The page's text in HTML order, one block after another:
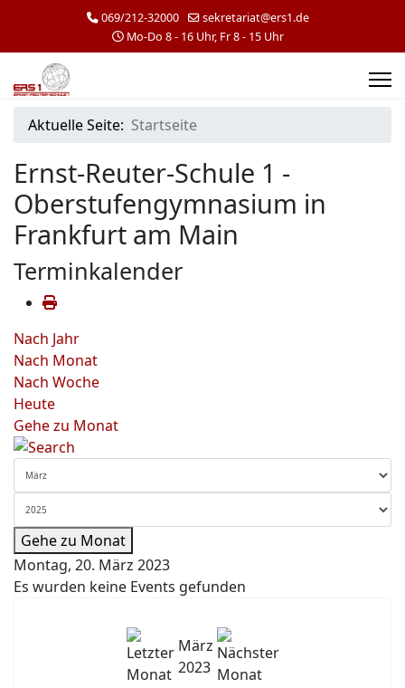
069/212-32000
sekretariat@ers1.de
Mo-Do 8 - 16 Uhr, Fr 8 - 15 Uhr
Aktuelle Seite: Startseite
Ernst-Reuter-Schule 1 -
Oberstufengymnasium in
Frankfurt am Main
Terminkalender
Nach Jahr
Nach Monat
Nach Woche
Heute
Gehe zu Monat
Gehe zu Monat
Montag, 20. März 2023
Es wurden keine Events gefunden
März
2023